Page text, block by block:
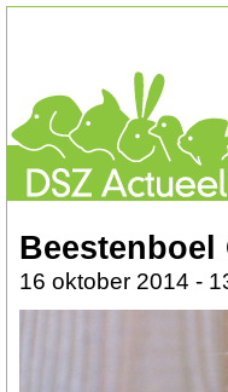
Beestenboel
16 oktober 2014 -